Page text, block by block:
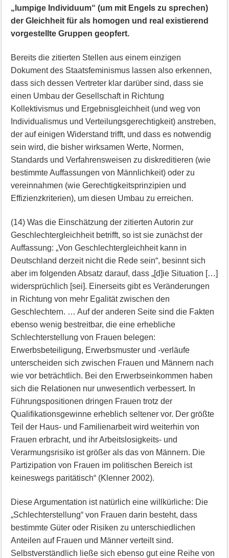
„lumpige Individuum“ (um mit Engels zu sprechen)
der Gleichheit für als homogen und real existierend
vorgestellte Gruppen geopfert.
Bereits die zitierten Stellen aus einem einzigen
Dokument des Staatsfeminismus lassen also erkennen,
dass sich dessen Vertreter klar darüber sind, dass sie
einen Umbau der Gesellschaft in Richtung
Kollektivismus und Ergebnisgleichheit (und weg von
Individualismus und Verteilungsgerechtigkeit) anstreben,
der auf einigen Widerstand trifft, und dass es notwendig
sein wird, die bisher wirksamen Werte, Normen,
Standards und Verfahrensweisen zu diskreditieren (wie
bestimmte Auffassungen von Männlichkeit) oder zu
vereinnahmen (wie Gerechtigkeitsprinzipien und
Effizienzkriterien), um diesen Umbau zu erreichen.
(14) Was die Einschätzung der zitierten Autorin zur
Geschlechtergleichheit betrifft, so ist sie zunächst der
Auffassung: „Von Geschlechtergleichheit kann in
Deutschland derzeit nicht die Rede sein“, besinnt sich
aber im folgenden Absatz darauf, dass „[d]ie Situation […]
widersprüchlich [sei]. Einerseits gibt es Veränderungen
in Richtung von mehr Egalität zwischen den
Geschlechtern. … Auf der anderen Seite sind die Fakten
ebenso wenig bestreitbar, die eine erhebliche
Schlechterstellung von Frauen belegen:
Erwerbsbeteiligung, Erwerbsmuster und -verläufe
unterscheiden sich zwischen Frauen und Männern nach
wie vor beträchtlich. Bei den Erwerbseinkommen haben
sich die Relationen nur unwesentlich verbessert. In
Führungspositionen dringen Frauen trotz der
Qualifikationsgewinne erheblich seltener vor. Der größte
Teil der Haus- und Familienarbeit wird weiterhin von
Frauen erbracht, und ihr Arbeitslosigkeits- und
Verarmungsrisiko ist größer als das von Männern. Die
Partizipation von Frauen im politischen Bereich ist
keineswegs paritätisch“ (Klenner 2002).
Diese Argumentation ist natürlich eine willkürliche: Die
„Schlechterstellung“ von Frauen darin besteht, dass
bestimmte Güter oder Risiken zu unterschiedlichen
Anteilen auf Frauen und Männer verteilt sind.
Selbstverständlich ließe sich ebenso gut eine Reihe von